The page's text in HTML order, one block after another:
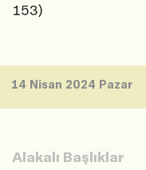
153)
14 Nisan 2024 Pazar
Alakalı Başlıklar